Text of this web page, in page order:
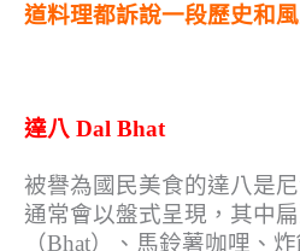
道料理都訴說一段歷史和風
達八 Dal Bhat
被譽為國民美食的達八是
通常會以盤式呈現，其中
（Bhat）、馬鈴薯咖哩、